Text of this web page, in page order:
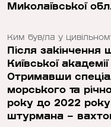
Миколаївської
Ким був/ла у
Після
Київської
Отримавши
морського та
року до 2022
штурмана –